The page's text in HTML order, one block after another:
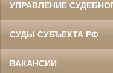
УПРАВЛЕНИЕ
СУДЫ СУБЪЕКТА РФ
ВАКАНСИИ